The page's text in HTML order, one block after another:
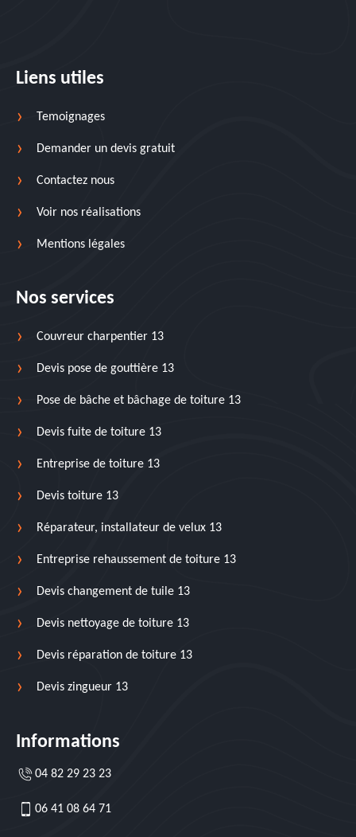
Liens utiles
Temoignages
Demander un devis gratuit
Contactez nous
Voir nos réalisations
Mentions légales
Nos services
Couvreur charpentier 13
Devis pose de gouttière 13
Pose de bâche et bâchage de toiture 13
Devis fuite de toiture 13
Entreprise de toiture 13
Devis toiture 13
Réparateur, installateur de velux 13
Entreprise rehaussement de toiture 13
Devis changement de tuile 13
Devis nettoyage de toiture 13
Devis réparation de toiture 13
Devis zingueur 13
Informations
04 82 29 23 23
06 41 08 64 71